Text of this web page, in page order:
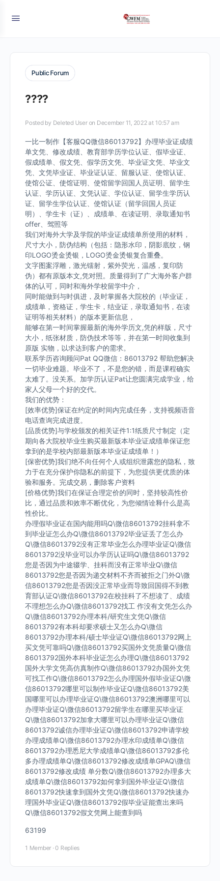
Public Forum
????
Posted by Deleted User on December 11, 2022 at 10:57 am
一比一制作【客服QQ微信86013792】办理毕业证成绩
单文凭、修改成绩、教育部学历学位认证、假毕业证、
假成绩单、假文凭、假学历文凭、毕业证文凭、毕业文
凭、文凭毕业证、毕业证认证、留服认证、使馆认证、
使馆公证、使馆证明、使馆留学回国人员证明、留学生
认证、学历认证、文凭认证、学位认证、留学生学历认
证、留学生学位认证、使馆认证（留学回国人员证
明）、学生卡（证）、成绩单、在读证明、录取通知书
offer、驾照等
我们对海外大学及学院的毕业证成绩单所使用的材料，
尺寸大小，防伪结构（包括：隐形水印，阴影底纹，钢
印LOGO烫金烫银，LOGO烫金烫银复合重叠。
文字图案浮雕，激光镭射，紫外荧光，温感，复印防
伪）都有原版本文,凭对照。质量得到了广大海外客户群
体的认可，同时和海外学校留学中介，
同时能做到与时俱进，及时掌握各大院校的（毕业证，
成绩单，资格证，学生卡，结业证，录取通知书，在读
证明等相关材料）的版本更新信息，
能够在第一时间掌握最新的海外学历文,凭的样版，尺寸
大小，纸张材质，防伪技术等等，并在第一时间收集到
原版 实物，以求达到客户的需求。
联系学历咨询顾问Pat QQ微信：86013792 帮助您解决
一切毕业难题。毕业不了，不是您的错，而是课程确实
太难了。没关系。加学历认证Pat让您圆满完成学业，给
家人父母一个好的交代。
我们的优势：
[效率优势]保证在约定的时间内完成任务，支持视频语音
电话查询完成进度。
[品质优势]与学校颁发的相关证件1:1纸质尺寸制定（定
期向各大院校毕业生购买最新版本毕业证成绩单保证您
拿到的是学校内部最新版本毕业证成绩单！）
[保密优势]我们绝不向任何个人或组织泄露您的隐私，致
力于在充分保护你隐私的前提下，为您提供更优质的体
验和服务。完成交易，删除客户资料
[价格优势]我们在保证合理定价的同时，坚持较高性价
比，通过品质和效率不断优化，为您倾情诠释什么是高
性价比。
办理假毕业证在国内能用吗Q\微信86013792挂科拿不
到毕业证怎么办Q\微信86013792毕业证丢了怎么办
Q\微信86013792没有正常毕业怎么办理毕业证Q\微信
86013792没毕业可以办学历认证吗Q\微信86013792
您是否因为中途辍学、挂科而没有正常毕业Q\微信
86013792您是否因为递交材料不齐而被拒之门外Q\微
信86013792您是否因没正常毕业而导致回国得不到教
育部认证Q\微信86013792在校挂科了不想读了、成绩
不理想怎么办Q\微信86013792找工 作没有文凭怎么办
Q\微信86013792办理本科/研究生文凭Q\微信
86013792有本科却要求硕士又怎么办Q\微信
86013792办理本科/硕士毕业证Q\微信86013792网上
买文凭可靠吗Q\微信86013792买国外文凭质量Q\微信
86013792国外本科毕业证怎么办理Q\微信86013792
国外大学文凭高仿真制作Q\微信86013792办国外文凭
可找工作Q\微信86013792怎么办理国外假毕业证Q\微
信86013792哪里可以制作毕业证Q\微信86013792美
国哪里可以办理毕业证Q\微信86013792澳洲哪里可以
办理毕业证Q\微信86013792留学生在哪里买毕业证
Q\微信86013792加拿大哪里可以办理毕业证Q\微信
86013792诚信办理毕业证Q\微信86013792申请学校
办理成绩单Q\微信86013792办理水印成绩单Q\微信
86013792办理悉尼大学成绩单Q\微信86013792多伦
多办理成绩单Q\微信86013792修改成绩单GPAQ\微信
86013792修改成绩 单分数Q\微信86013792办理多大
成绩单Q\微信86013792如何拿到国外毕业证Q\微信
86013792快速拿到国外文凭Q\微信86013792快速办
理国外毕业证Q\微信86013792假毕业证能查出来吗
Q\微信86013792假文凭网上能查到吗
63199
1 Member · 0 Replies